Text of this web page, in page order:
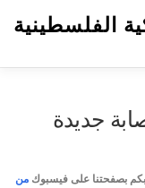
الفلسطينية
وفاة و71 إصابة جديدة
بصفحتنا على فيسبوك من